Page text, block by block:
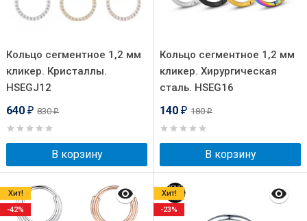
Кольцо сегментное 1,2 мм
кликер. Кристаллы.
HSEGJ12
640 ₽ 830₽
В корзину
Кольцо сегментное 1,2 мм
кликер. Хирургическая
сталь. HSEG16
140 ₽ 180₽
В корзину
Хит!
-42%
Хит!
-23%